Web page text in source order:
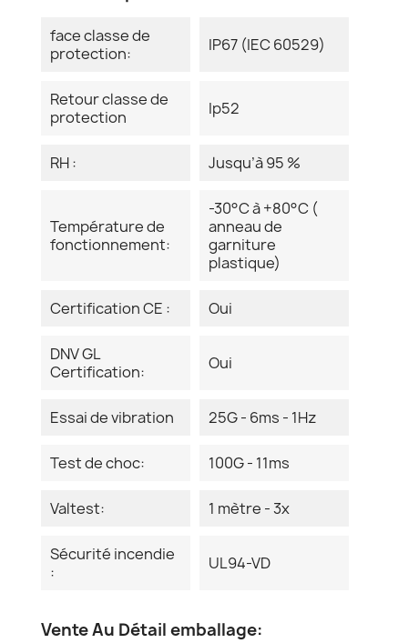
face classe de
protection:
IP67 (IEC 60529)
Retour classe de
protection
Ip52
RH : Jusqu’à 95 %
Température de
fonctionnement:
-30°C à +80°C (
anneau de
garniture
plastique)
Certification CE : Oui
DNV GL
Certification:
Oui
Essai de vibration 25G - 6ms - 1Hz
Test de choc: 100G - 11ms
Valtest: 1 mètre - 3x
Sécurité incendie
:
UL94-VD
Vente Au Détail emballage: